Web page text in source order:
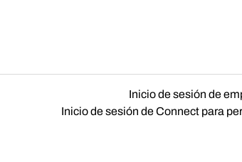
Inicio de sesión de
Inicio de sesión de Connect para